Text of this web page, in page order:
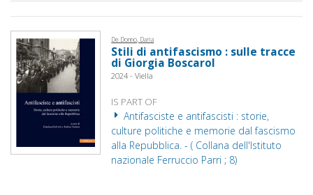
De Donno, Daria
Stili di antifascismo : sulle tracce
di Giorgia Boscarol
2024 - Viella
IS PART OF
Antifasciste e antifascisti : storie,
culture politiche e memorie dal fascismo
alla Repubblica. - ( Collana dell'Istituto
nazionale Ferruccio Parri ; 8)